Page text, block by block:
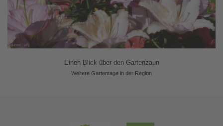
Einen Blick über den Gartenzaun
Weitere Gartentage in der Region